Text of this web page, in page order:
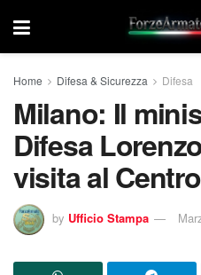
Home Difesa & Sicurezza Difesa
Milano: Il
Difesa
visita al
by Ufficio Stampa